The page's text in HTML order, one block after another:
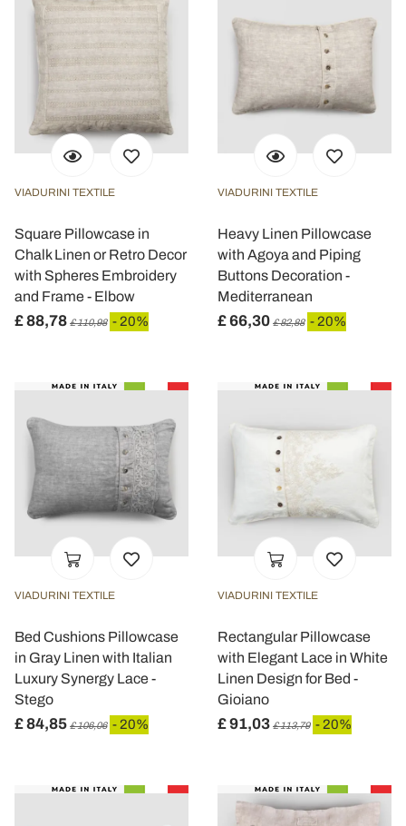
VIADURINI TEXTILE
Square Pillowcase in
Chalk Linen or Retro Decor
with Spheres Embroidery
and Frame - Elbow
£ 88,78 £ 110,98 - 20%
VIADURINI TEXTILE
Heavy Linen Pillowcase
with Agoya and Piping
Buttons Decoration -
Mediterranean
£ 66,30 £ 82,88 - 20%
VIADURINI TEXTILE
Bed Cushions Pillowcase
in Gray Linen with Italian
Luxury Synergy Lace -
Stego
£ 84,85 £ 106,06 - 20%
VIADURINI TEXTILE
Rectangular Pillowcase
with Elegant Lace in White
Linen Design for Bed -
Gioiano
£ 91,03 £ 113,79 - 20%